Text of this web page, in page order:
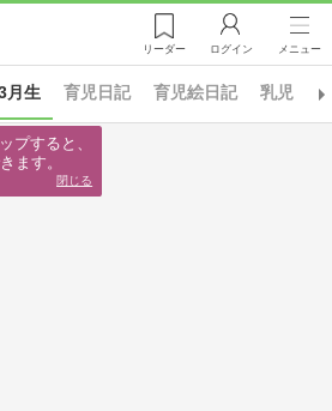
リーダー ログイン メニュー
育児日記 育児絵日記 乳児
月生
プすると、
ます。
閉じる